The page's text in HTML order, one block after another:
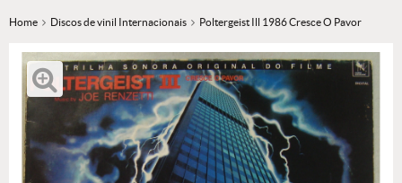
Home Discos de vinil Internacionais Poltergeist Ill 1986 Cresce O Pavor